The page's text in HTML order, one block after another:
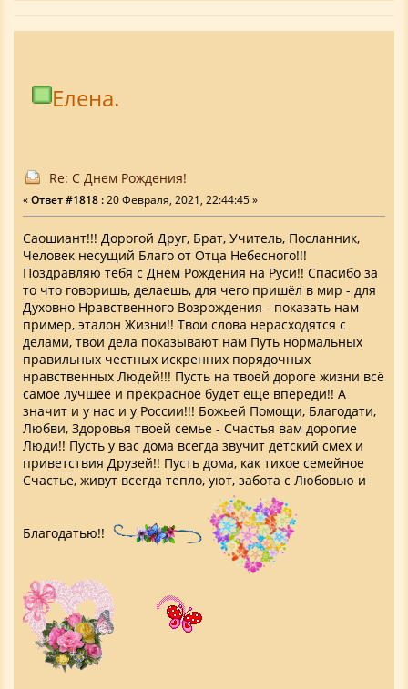
Елена.
Re: С Днем Рождения!
«Ответ #1818 :20 Февраля, 2021, 22:44:45 »
Саошиант!!! Дорогой Друг, Брат, Учитель, Посланник,
Человек несущий Благо от Отца Небесного!!!
Поздравляю тебя с Днём Рождения на Руси!! Спасибо за
то что говоришь, делаешь, для чего пришёл в мир - для
Духовно Нравственного Возрождения - показать нам
пример, эталон Жизни!! Твои слова нерасходятся с
делами, твои дела показывают нам Путь нормальных
правильных честных искренних порядочных
нравственных Людей!!! Пусть на твоей дороге жизни всё
самое лучшее и прекрасное будет еще впереди!! А
значит и у нас и у России!!! Божьей Помощи, Благодати,
Любви, Здоровья твоей семье - Счастья вам дорогие
Люди!! Пусть у вас дома всегда звучит детский смех и
приветствия Друзей!! Пусть дома, как тихое семейное
Счастье, живут всегда тепло, уют, забота с Любовью и
Благодатью!!